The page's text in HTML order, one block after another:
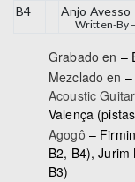
B4 Anjo Avesso
Written-By –
Grabado en –
Mezclado en
Acoustic
Valença
Agogô –
B2, B4),Jurim
B3)